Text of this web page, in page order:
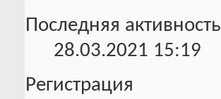
Последняя активность
28.03.2021 15:19
Регистрация